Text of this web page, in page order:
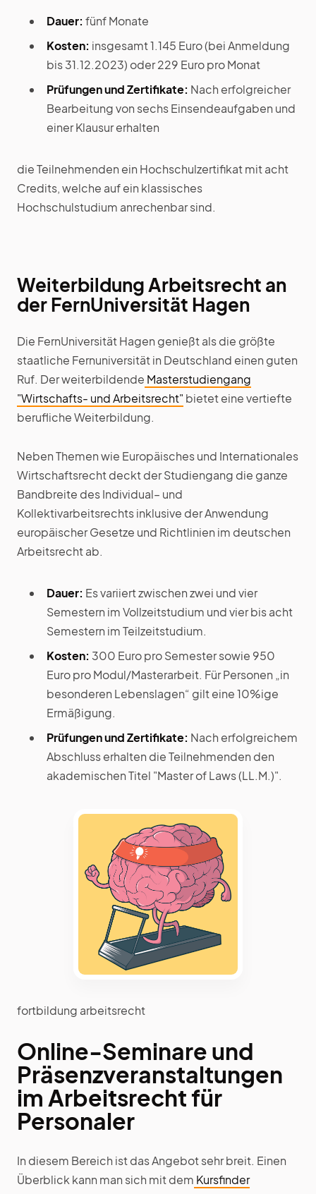
Dauer: fünf Monate
Kosten: insgesamt 1.145 Euro (bei Anmeldung
bis 31.12.2023) oder 229 Euro pro Monat
Prüfungen und Zertifikate: Nach erfolgreicher
Bearbeitung von sechs Einsendeaufgaben und
einer Klausur erhalten
die Teilnehmenden ein Hochschulzertifikat mit acht
Credits, welche auf ein klassisches
Hochschulstudium anrechenbar sind.
Weiterbildung Arbeitsrecht an
der FernUniversität Hagen
Die FernUniversität Hagen genießt als die größte
staatliche Fernuniversität in Deutschland einen guten
Ruf. Der weiterbildende Masterstudiengang
"Wirtschafts- und Arbeitsrecht" bietet eine vertiefte
berufliche Weiterbildung.
Neben Themen wie Europäisches und Internationales
Wirtschaftsrecht deckt der Studiengang die ganze
Bandbreite des Individual– und
Kollektivarbeitsrechts inklusive der Anwendung
europäischer Gesetze und Richtlinien im deutschen
Arbeitsrecht ab.
Dauer: Es variiert zwischen zwei und vier
Semestern im Vollzeitstudium und vier bis acht
Semestern im Teilzeitstudium.
Kosten: 300 Euro pro Semester sowie 950
Euro pro Modul/Masterarbeit. Für Personen „in
besonderen Lebenslagen“ gilt eine 10%ige
Ermäßigung.
Prüfungen und Zertifikate: Nach erfolgreichem
Abschluss erhalten die Teilnehmenden den
akademischen Titel "Master of Laws (LL.M.)".
fortbildung arbeitsrecht
Online-Seminare und
Präsenzveranstaltungen
im Arbeitsrecht für
Personaler
In diesem Bereich ist das Angebot sehr breit. Einen
Überblick kann man sich mit dem Kursfinder